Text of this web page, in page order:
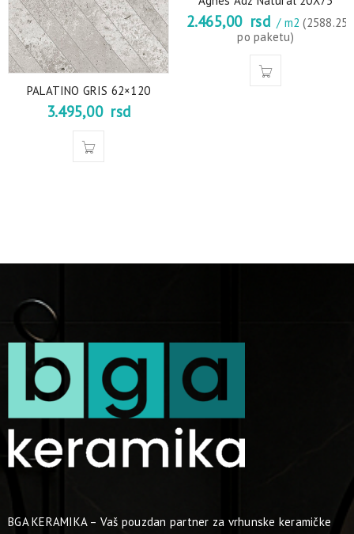
PALATINO GRIS 62×120
3.495,00 rsd
2.465,00 rsd / m2(2588.25
po paketu)
BGA KERAMIKA – Vaš pouzdan partner za vrhunske keramičke